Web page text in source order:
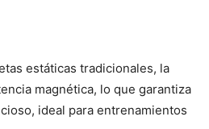
estáticas tradicionales, la
magnética, lo que garantiza
ideal para entrenamientos